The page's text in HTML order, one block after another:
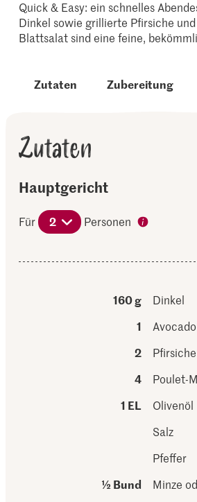
Quick & Easy: ein schnelles
Dinkel sowie grillierte Pfirsiche
Blattsalat sind eine feine,
Zutaten Zubereitung
Zutaten
Hauptgericht
Für 2 Personen
160 g
Dinkel
1
Avocado
2
Pfirsiche
4
Poulet-
1 EL
Olivenöl
Salz
Pfeffer
½ Bund
Minze